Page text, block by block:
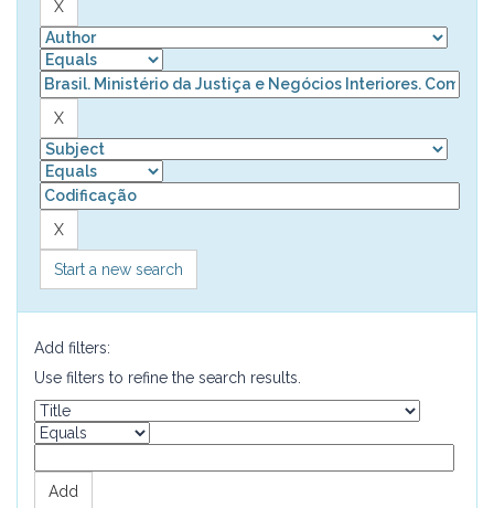
Start a new search
Add filters:
Use filters to refine the search results.